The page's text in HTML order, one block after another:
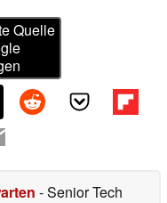
Quelle
- Senior Tech